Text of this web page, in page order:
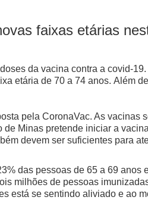
faixas etárias
da vacina contra a covid-
etária de 70 a 74 anos. Além
pela CoronaVac. As
Minas pretende iniciar a
devem ser suficientes para
das pessoas de 65 a 69 anos
milhões de pessoas
está se sentindo aliviado e ao